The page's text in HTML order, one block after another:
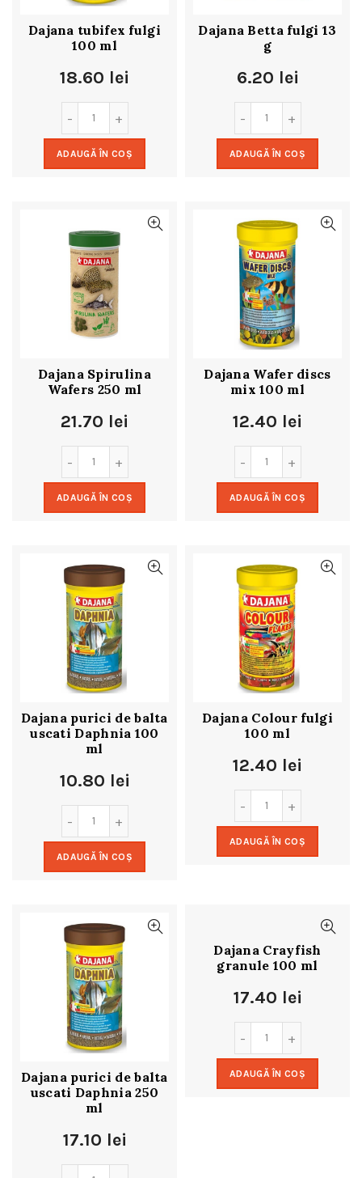
Dajana tubifex fulgi
100 ml
18.60 lei
ADAUGĂ ÎN COȘ
Dajana Betta fulgi 13
g
6.20 lei
ADAUGĂ ÎN COȘ
Dajana Spirulina
Wafers 250 ml
21.70 lei
ADAUGĂ ÎN COȘ
Dajana Wafer discs
mix 100 ml
12.40 lei
ADAUGĂ ÎN COȘ
Dajana purici de balta
uscati Daphnia 100
ml
10.80 lei
ADAUGĂ ÎN COȘ
Dajana Colour fulgi
100 ml
12.40 lei
ADAUGĂ ÎN COȘ
Dajana purici de balta
uscati Daphnia 250
ml
17.10 lei
Dajana Crayfish
granule 100 ml
17.40 lei
ADAUGĂ ÎN COȘ